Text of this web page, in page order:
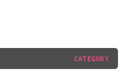
CATEGORY